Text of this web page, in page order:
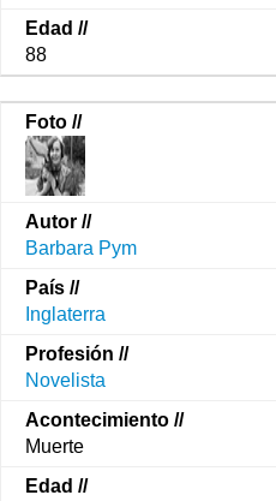
88
Barbara Pym
Inglaterra
Novelista
Muerte